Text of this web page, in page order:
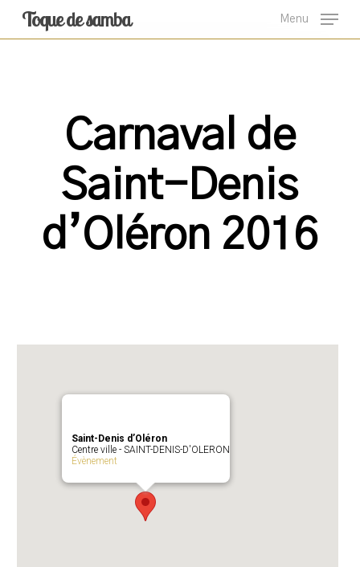
Toque de samba Menu
Carnaval de
Saint-Denis
d’Oléron 2016
Saint-Denis d’Oléron
Centre ville - SAINT-DENIS-D'OLERON
Évènement